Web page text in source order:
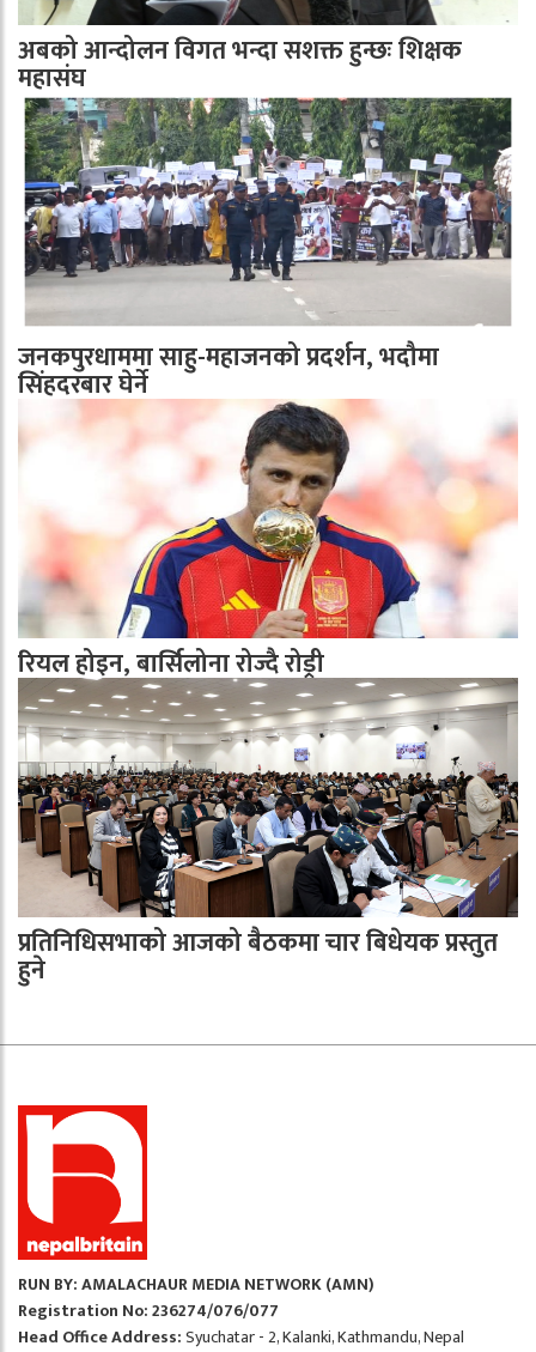
अबको आन्दोलन विगत भन्दा सशक्त हुन्छः शिक्षक
महासंघ
जनकपुरधाममा साहु-महाजनको प्रदर्शन, भदौमा
सिंहदरबार घेर्ने
रियल होइन, बार्सिलोना रोज्दै रोड्री
प्रतिनिधिसभाको आजको बैठकमा चार बिधेयक प्रस्तुत
हुने
RUN BY: AMALACHAUR MEDIA NETWORK (AMN)
Registration No: 236274/076/077
Head Office Address:Syuchatar - 2, Kalanki, Kathmandu, Nepal